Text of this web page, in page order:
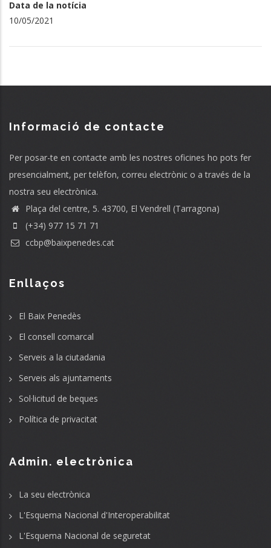
Data de la notícia
10/05/2021
Informació de contacte
Per posar-te en contacte amb les nostres oficines ho pots fer
presencialment, per telèfon, correu electrònic o a través de la
nostra seu electrònica.
Plaça del centre, 5. 43700, El Vendrell (Tarragona)
(+34) 977 15 71 71
ccbp@baixpenedes.cat
Enllaços
El Baix Penedès
El consell comarcal
Serveis a la ciutadania
Serveis als ajuntaments
Sol·licitud de beques
Política de privacitat
Admin. electrònica
La seu electrònica
L'Esquema Nacional d'Interoperabilitat
L'Esquema Nacional de seguretat